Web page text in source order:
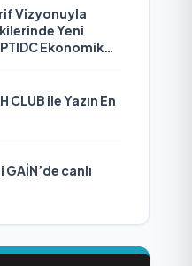
Vizyonuyla
Yeni
Ekonomik
CLUB ile Yazın En
canlı